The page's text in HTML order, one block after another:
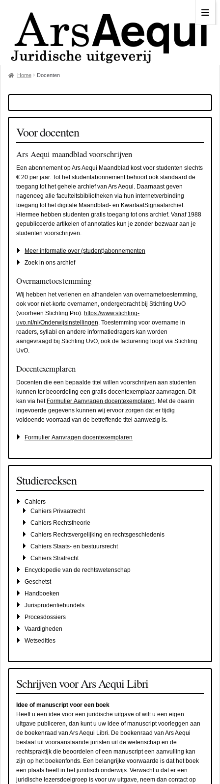
Home Docenten
Voor docenten
Ars Aequi maandblad voorschrijven
Een abonnement op Ars Aequi Maandblad kost voor studenten slechts
€ 20 per jaar. Tot het studentabonnement behoort ook standaard de
toegang tot het gehele archief van Ars Aequi. Daarnaast geven
nagenoeg alle faculteitsbibliotheken via hun internetverbinding
toegang tot het digitale Maandblad- en KwartaalSignaalarchief.
Hiermee hebben studenten gratis toegang tot ons archief. Vanaf 1988
gepubliceerde artikelen of annotaties kun je zonder bezwaar aan je
studenten voorschrijven.
Meer informatie over (student)abonnementen
Zoek in ons archief
Overnametoestemming
Wij hebben het verlenen en afhandelen van overnametoestemming,
ook voor niet-korte overnamen, ondergebracht bij Stichting UvO
(voorheen Stichting Pro): https://www.stichting-
uvo.nl/nl/Onderwijsinstellingen. Toestemming voor overname in
readers, syllabi en andere informatiedragers kan worden
aangevraagd bij Stichting UvO, ook de facturering loopt via Stichting
UvO.
Docentexemplaren
Docenten die een bepaalde titel willen voorschrijven aan studenten
kunnen ter beoordeling een gratis docentexemplaar aanvragen. Dit
kan via het Formulier Aanvragen docentexemplaren. Met de daarin
ingevoerde gegevens kunnen wij ervoor zorgen dat er tijdig
voldoende voorraad van de betreffende titel aanwezig is.
Formulier Aanvragen docentexemplaren
Studiereeksen
Cahiers
Cahiers Privaatrecht
Cahiers Rechtstheorie
Cahiers Rechtsvergelijking en rechtsgeschiedenis
Cahiers Staats- en bestuursrecht
Cahiers Strafrecht
Encyclopedie van de rechtswetenschap
Geschetst
Handboeken
Jurisprudentiebundels
Procesdossiers
Vaardigheden
Wetsedities
Schrijven voor Ars Aequi Libri
Idee of manuscript voor een boek
Heeft u een idee voor een juridische uitgave of wilt u een eigen
uitgave publiceren, dan kunt u uw idee of manuscript voorleggen aan
de boekenraad van Ars Aequi Libri. De boekenraad van Ars Aequi
bestaat uit vooraanstaande juristen uit de wetenschap en de
rechtspraktijk die beoordelen of een manuscript een aanvulling kan
zijn op het boekenfonds. Een belangrijke voorwaarde is dat het boek
een plaats heeft in het juridisch onderwijs. Verwacht u dat er een
juridische lezersdoelgroep is voor uw uitgave, neem dan contact op